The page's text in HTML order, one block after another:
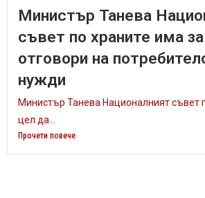
Министър Танева
съвет по храните има
отговори на
нужди
Министър Танева Националният съвет
цел да...
Прочети повече